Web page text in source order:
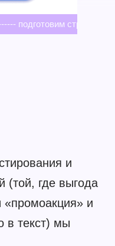
подготовим
и
(той, где выгода
и
в текст) мы